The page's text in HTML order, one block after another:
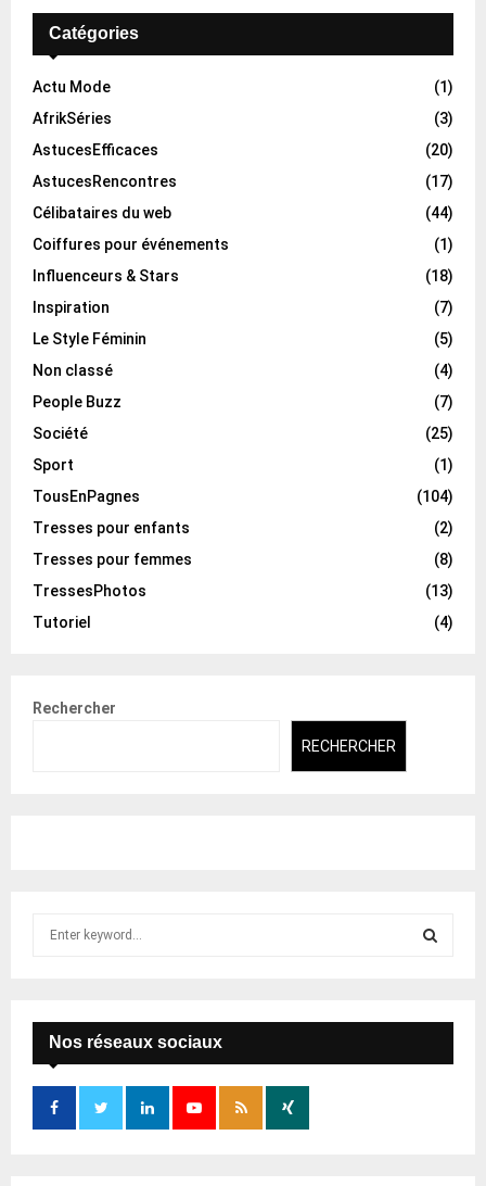
Catégories
Actu Mode
(1)
AfrikSéries
(3)
AstucesEfficaces
(20)
AstucesRencontres
(17)
Célibataires du web
(44)
Coiffures pour événements
(1)
Influenceurs & Stars
(18)
Inspiration
(7)
Le Style Féminin
(5)
Non classé
(4)
People Buzz
(7)
Société
(25)
Sport
(1)
TousEnPagnes
(104)
Tresses pour enfants
(2)
Tresses pour femmes
(8)
TressesPhotos
(13)
Tutoriel
(4)
Rechercher
RECHERCHER
f
o
:
E
A
Nos réseaux sociaux